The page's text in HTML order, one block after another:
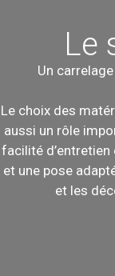
Le
Un
Le choix des
aussi un rôle
facilité d’entretien
et une pose
et les